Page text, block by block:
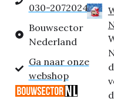
030-2072024
Bouwsector
Nederland
Ga naar onze
webshop